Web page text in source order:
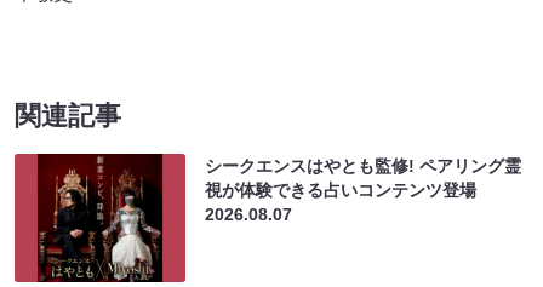
関連記事
シークエンスはやとも監修! ペアリング霊
視が体験できる占いコンテンツ登場
2026.08.07